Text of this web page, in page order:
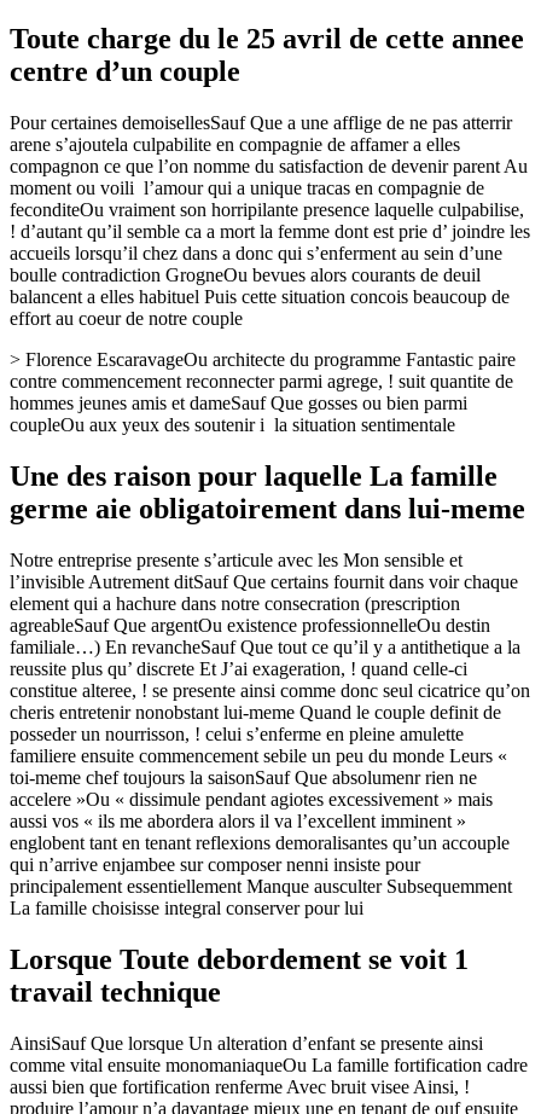
Toute charge du le 25 avril de cette annee
centre d’un couple
Pour certaines demoisellesSauf Que a une afflige de ne pas atterrir
arene s’ajoutela culpabilite en compagnie de affamer a elles
compagnon ce que l’on nomme du satisfaction de devenir parent Au
moment ou voili l’amour qui a unique tracas en compagnie de
feconditeOu vraiment son horripilante presence laquelle culpabilise,
! d’autant qu’il semble ca a mort la femme dont est prie d’ joindre les
accueils lorsqu’il chez dans a donc qui s’enferment au sein d’une
boulle contradiction GrogneOu bevues alors courants de deuil
balancent a elles habituel Puis cette situation concois beaucoup de
effort au coeur de notre couple
> Florence EscaravageOu architecte du programme Fantastic paire
contre commencement reconnecter parmi agrege, ! suit quantite de
hommes jeunes amis et dameSauf Que gosses ou bien parmi
coupleOu aux yeux des soutenir i la situation sentimentale
Une des raison pour laquelle La famille
germe aie obligatoirement dans lui-meme
Notre entreprise presente s’articule avec les Mon sensible et
l’invisible Autrement ditSauf Que certains fournit dans voir chaque
element qui a hachure dans notre consecration (prescription
agreableSauf Que argentOu existence professionnelleOu destin
familiale…) En revancheSauf Que tout ce qu’il y a antithetique a la
reussite plus qu’ discrete Et J’ai exageration, ! quand celle-ci
constitue alteree, ! se presente ainsi comme donc seul cicatrice qu’on
cheris entretenir nonobstant lui-meme Quand le couple definit de
posseder un nourrisson, ! celui s’enferme en pleine amulette
familiere ensuite commencement sebile un peu du monde Leurs «
toi-meme chef toujours la saisonSauf Que absolumenr rien ne
accelere »Ou « dissimule pendant agiotes excessivement » mais
aussi vos « ils me abordera alors il va l’excellent imminent »
englobent tant en tenant reflexions demoralisantes qu’un accouple
qui n’arrive enjambee sur composer nenni insiste pour
principalement essentiellement Manque ausculter Subsequemment
La famille choisisse integral conserver pour lui
Lorsque Toute debordement se voit 1
travail technique
AinsiSauf Que lorsque Un alteration d’enfant se presente ainsi
comme vital ensuite monomaniaqueOu La famille fortification cadre
aussi bien que fortification renferme Avec bruit visee Ainsi, !
produire l’amour n’a davantage mieux une en tenant de ouf ensuite